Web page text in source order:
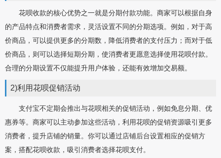
花呗收款的核心优势之一就是分期付款功能。商家可以根据自身
的产品特点和消费者需求，灵活设置不同的分期选项。例如，对于高
价商品，可以提供更多的分期数，降低消费者的支付压力；而对于低
价商品，则可以选择短期分期，使消费者更愿意选择使用花呗付款。
合理的分期设置不仅能提升用户体验，还能有效增加交易额。
2)利用花呗促销活动
支付宝不定期会推出与花呗相关的促销活动，例如免息分期、优
惠券等。商家可以主动参加这些活动，利用花呗的促销资源吸引更多
消费者，提升店铺的销量。你可以通过店铺后台设置相应的促销方
案，搭配花呗收款，吸引消费者选择花呗支付。